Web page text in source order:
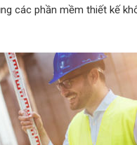
các phần mềm thiết kế